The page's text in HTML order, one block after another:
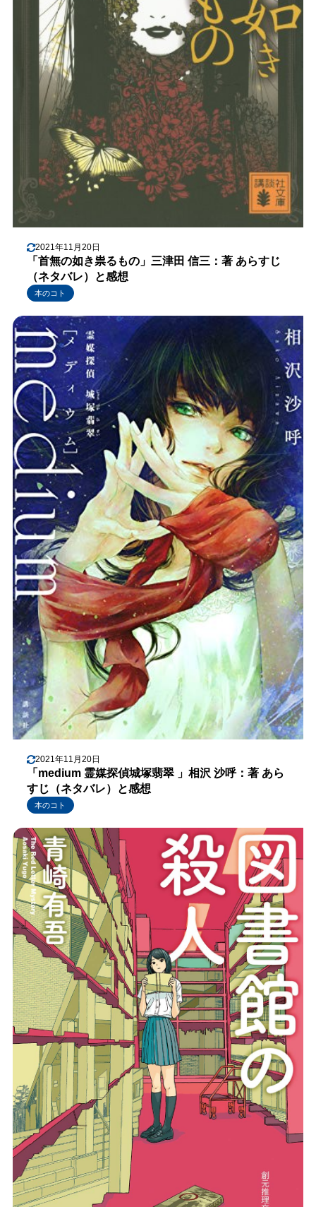
2021年11月20日
「首無の如き祟るもの」三津田 信三：著 あらすじ
（ネタバレ）と感想
本のコト
2021年11月20日
「medium 霊媒探偵城塚翡翠 」相沢 沙呼：著 あら
すじ（ネタバレ）と感想
本のコト